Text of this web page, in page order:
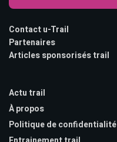
Contact u-Trail
Partenaires
Articles sponsorisés trail
Actu trail
À propos
Politique de confidentialité